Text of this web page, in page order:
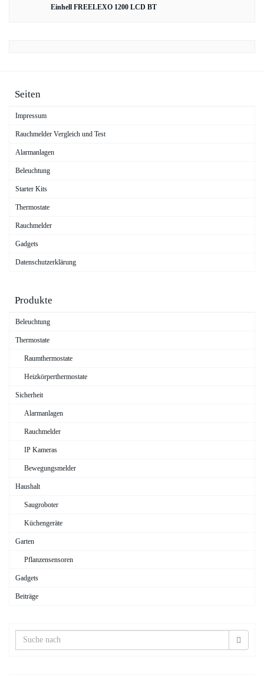
Einhell FREELEXO 1200 LCD BT
Seiten
Impressum
Rauchmelder Vergleich und Test
Alarmanlagen
Beleuchtung
Starter Kits
Thermostate
Rauchmelder
Gadgets
Datenschutzerklärung
Produkte
Beleuchtung
Thermostate
Raumthermostate
Heizkörperthermostate
Sicherheit
Alarmanlagen
Rauchmelder
IP Kameras
Bewegungsmelder
Haushalt
Saugroboter
Küchengeräte
Garten
Pflanzensensoren
Gadgets
Beiträge